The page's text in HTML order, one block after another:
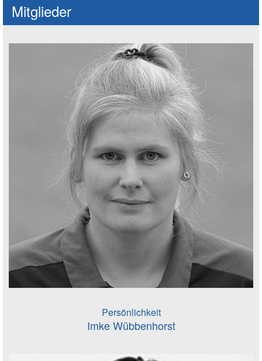
Mitglieder
Persönlichkeit
Imke Wübbenhorst